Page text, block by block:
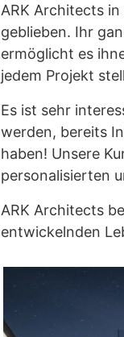
ARK Architects
geblieben. Ihr
ermöglicht es
jedem Projekt
Es ist sehr
werden, bereits
haben! Unsere
personalisierten
ARK Architects
entwickelnden